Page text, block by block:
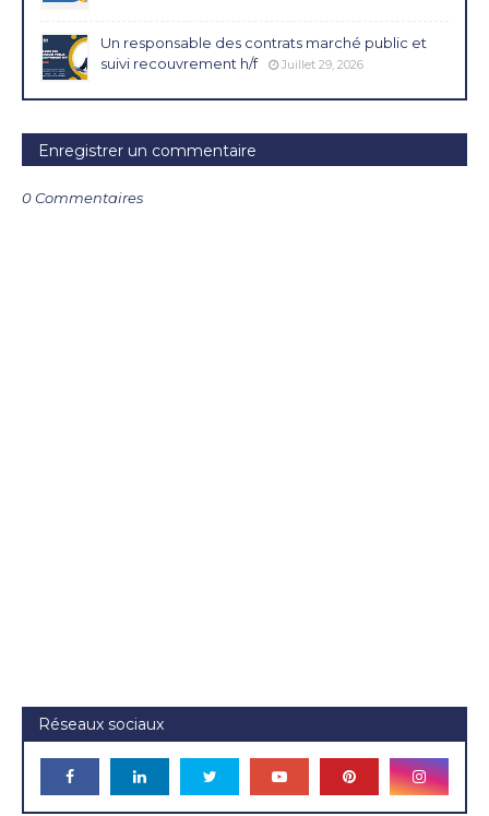
Un responsable des contrats marché public et
suivi recouvrement h/f
Juillet 29, 2026
Enregistrer un commentaire
0 Commentaires
Réseaux sociaux